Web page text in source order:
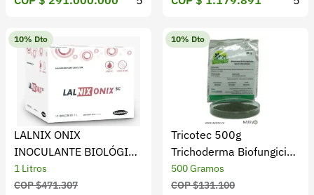
10% Dto
LALNIX ONIX
INOCULANTE BIOLÓGICO
BACILLUS- MEJORA DE
RAICES
1 Litros
COP $471.307
10% Dto
Tricotec 500g
Trichoderma Biofungicida
Cultivos Colombia
500 Gramos
COP $131.100